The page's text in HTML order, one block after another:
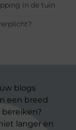
in de tuin
blogs
een breed
langer en